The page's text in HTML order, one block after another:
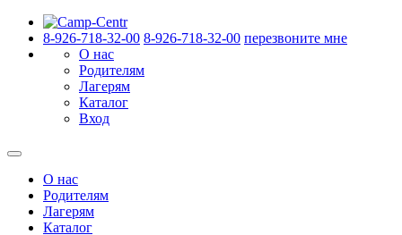
8-926-718-32-00 8-926-718-32-00 перезвоните мне
О нас
Родителям
Лагерям
Каталог
Вход
О нас
Родителям
Лагерям
Каталог